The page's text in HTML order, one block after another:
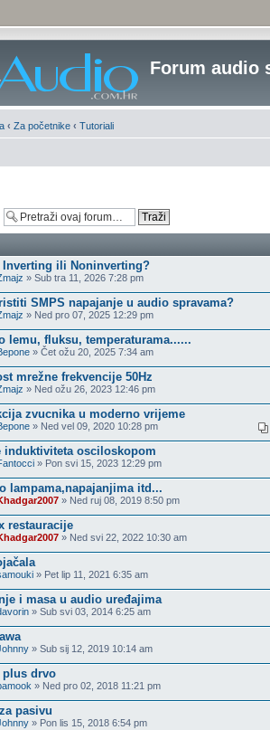
Forum audio
‹ Za početnike ‹ Tutoriali
Inverting ili Noninverting?
» Sub tra 11, 2026 7:28 pm
SMPS napajanje u audio spravama?
» Ned pro 07, 2025 12:29 pm
lemu, fluksu, temperaturama......
» Čet ožu 20, 2025 7:34 am
mrežne frekvencije 50Hz
» Ned ožu 26, 2023 12:46 pm
zvucnika u moderno vrijeme
» Ned vel 09, 2020 10:28 pm
induktiviteta osciloskopom
» Pon svi 15, 2023 12:29 pm
lampama,napajanjima itd...
» Ned ruj 08, 2019 8:50 pm
restauracije
» Ned svi 22, 2022 10:30 am
» Pet lip 11, 2021 6:35 am
i masa u audio uređajima
» Sub svi 03, 2014 6:25 am
» Sub sij 12, 2019 10:14 am
plus drvo
» Ned pro 02, 2018 11:21 pm
pasivu
» Pon lis 15, 2018 6:54 pm